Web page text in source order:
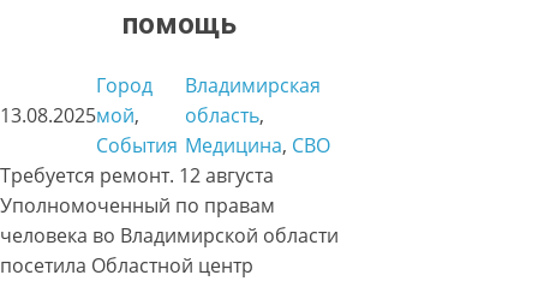
помощь
13.08.2025
Город
мой
События
Владимирская
область
Медицина, СВО
Требуется ремонт. 12 августа
Уполномоченный по правам
человека во Владимирской области
посетила Областной центр